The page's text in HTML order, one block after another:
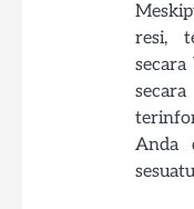
resi,
secara
Anda